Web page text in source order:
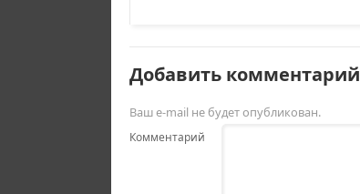
Добавить комментарий
Ваш e-mail не будет опубликован.
Комментарий